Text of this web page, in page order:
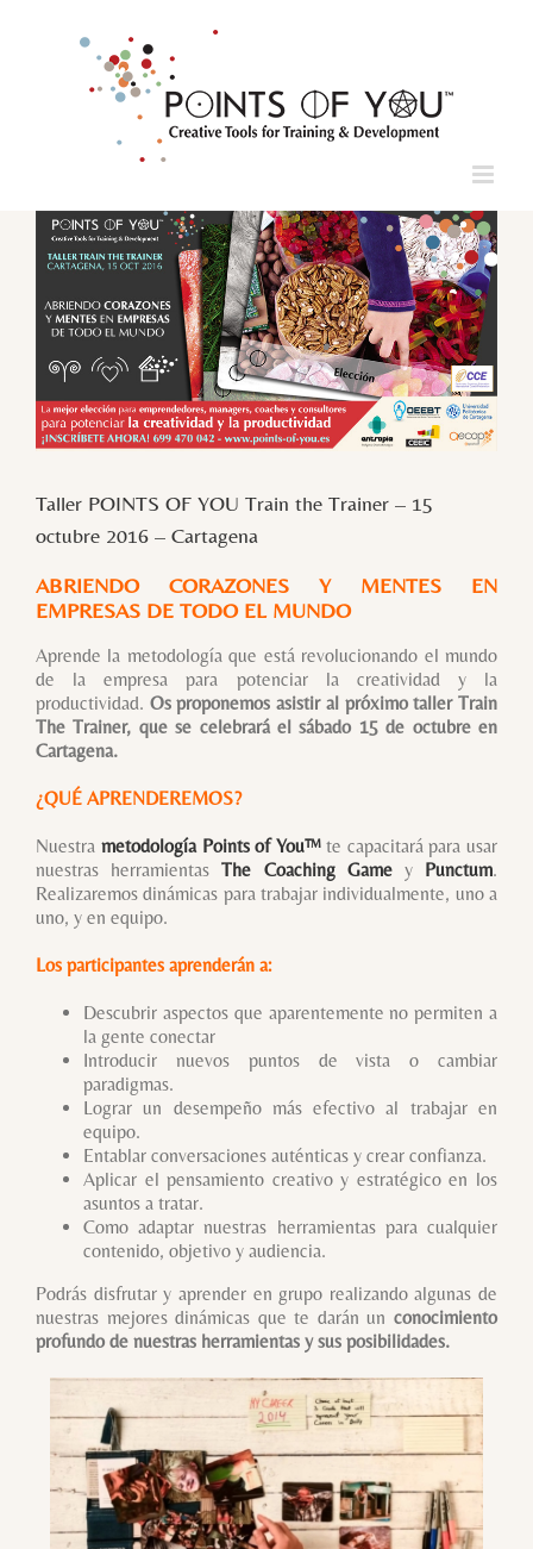
Ver
imagen
más
Taller POINTS OF YOU Train the Trainer – 15
octubre 2016 – Cartagena
ABRIENDO CORAZONES Y MENTES EN
EMPRESAS DE TODO EL MUNDO
Aprende la metodología que está revolucionando el mundo
de la empresa para potenciar la creatividad y la
productividad. Os proponemos asistir al próximo taller Train
The Trainer, que se celebrará el sábado 15 de octubre en
Cartagena.
¿QUÉ APRENDEREMOS?
Nuestra metodología Points of You™te capacitará para usar
nuestras herramientasThe Coaching Game y Punctum.
Realizaremos dinámicas para trabajar individualmente, uno a
uno, y en equipo.
Los participantes aprenderán a:
Descubrir aspectos que aparentemente no permiten a
la gente conectar
Introducir nuevos puntos de vista o cambiar
paradigmas.
Lograr un desempeño más efectivo al trabajar en
equipo.
Entablar conversaciones auténticas y crear confianza.
Aplicar el pensamiento creativo y estratégico en los
asuntos a tratar.
Como adaptar nuestras herramientas para cualquier
contenido, objetivo y audiencia.
Podrás disfrutar y aprender en grupo realizando algunas de
nuestras mejores dinámicas que te darán un conocimiento
profundo de nuestras herramientas y sus posibilidades.